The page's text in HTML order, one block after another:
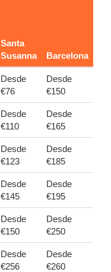
Santa
Susanna
Barcelona
Desde
€76
Desde
€150
Desde
€110
Desde
€165
Desde
€123
Desde
€185
Desde
€145
Desde
€195
Desde
€150
Desde
€250
Desde
€256
Desde
€260